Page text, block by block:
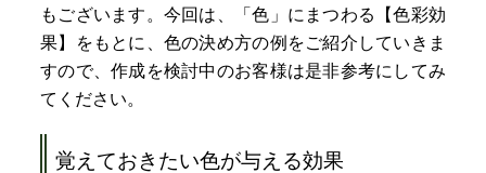
もございます。今回は、「色」にまつわる【色彩効
果】をもとに、色の決め方の例をご紹介していきま
すので、作成を検討中のお客様は是非参考にしてみ
てください。
覚えておきたい色が与える効果